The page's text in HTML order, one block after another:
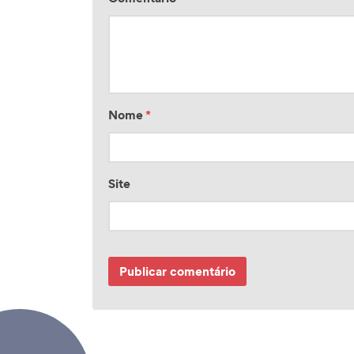
Nome*
Site